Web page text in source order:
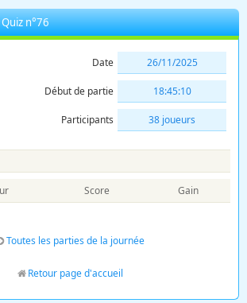
n°76
Date 26/11/2025
Début de partie 18:45:10
Participants 38 joueurs
Score Gain
Toutes les parties de la journée
Retour page d'accueil